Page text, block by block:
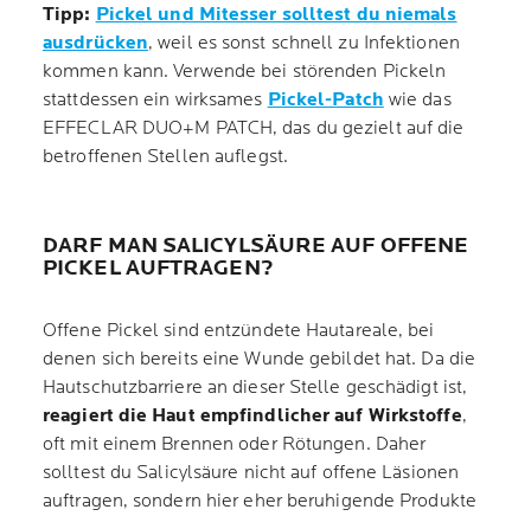
Tipp: Pickel und Mitesser solltest du niemals
ausdrücken, weil es sonst schnell zu Infektionen
kommen kann. Verwende bei störenden Pickeln
stattdessen ein wirksames Pickel-Patch wie das
EFFECLAR DUO+M PATCH, das du gezielt auf die
betroffenen Stellen auflegst.
DARF MAN SALICYLSÄURE AUF OFFENE
PICKEL AUFTRAGEN?
Offene Pickel sind entzündete Hautareale, bei
denen sich bereits eine Wunde gebildet hat. Da die
Hautschutzbarriere an dieser Stelle geschädigt ist,
reagiert die Haut empfindlicher auf Wirkstoffe,
oft mit einem Brennen oder Rötungen. Daher
solltest du Salicylsäure nicht auf offene Läsionen
auftragen, sondern hier eher beruhigende Produkte